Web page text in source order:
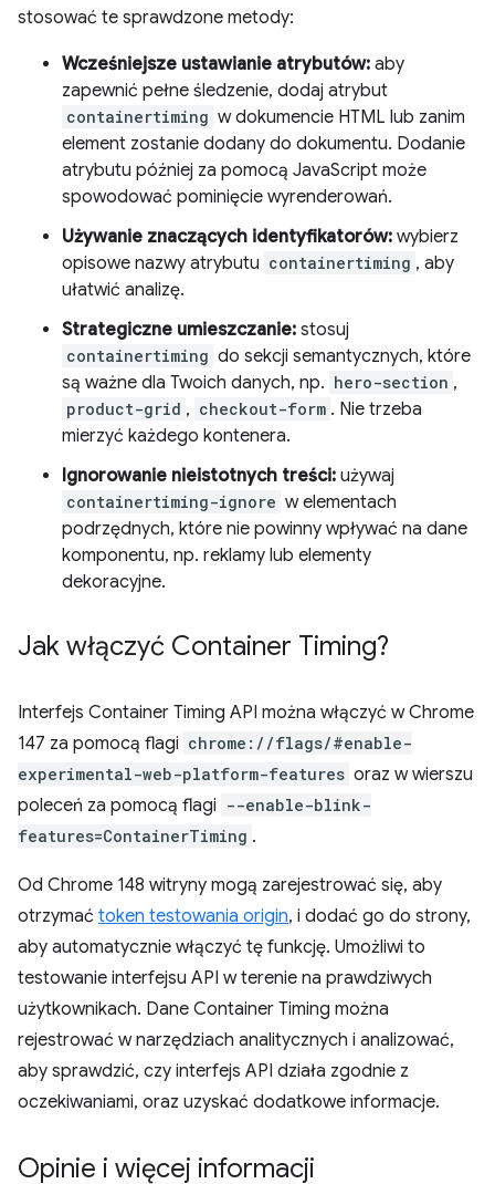
stosować te sprawdzone metody:
Wcześniejsze ustawianie atrybutów: aby
zapewnić pełne śledzenie, dodaj atrybut
containertiming w dokumencie HTML lub zanim
element zostanie dodany do dokumentu. Dodanie
atrybutu później za pomocą JavaScript może
spowodować pominięcie wyrenderowań.
Używanie znaczących identyfikatorów: wybierz
opisowe nazwy atrybutu containertiming , aby
ułatwić analizę.
Strategiczne umieszczanie: stosuj
containertiming do sekcji semantycznych, które
są ważne dla Twoich danych, np. hero-section ,
product-grid , checkout-form . Nie trzeba
mierzyć każdego kontenera.
Ignorowanie nieistotnych treści: używaj
containertiming-ignore w elementach
podrzędnych, które nie powinny wpływać na dane
komponentu, np. reklamy lub elementy
dekoracyjne.
Jak włączyć Container Timing?
Interfejs Container Timing API można włączyć w Chrome
147 za pomocą flagi chrome://flags/#enable-
experimental-web-platform-features oraz w wierszu
poleceń za pomocą flagi --enable-blink-
features=ContainerTiming .
Od Chrome 148 witryny mogą zarejestrować się, aby
otrzymać token testowania origin, i dodać go do strony,
aby automatycznie włączyć tę funkcję. Umożliwi to
testowanie interfejsu API w terenie na prawdziwych
użytkownikach. Dane Container Timing można
rejestrować w narzędziach analitycznych i analizować,
aby sprawdzić, czy interfejs API działa zgodnie z
oczekiwaniami, oraz uzyskać dodatkowe informacje.
Opinie i więcej informacji